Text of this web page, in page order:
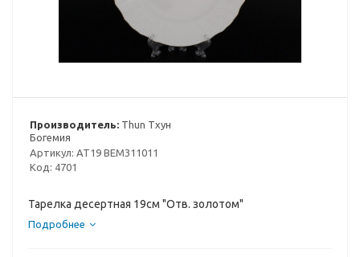
Производитель: Thun Тхун
Богемия
Артикул: AT19 BEM311011
Код: 4701
Тарелка десертная 19см "Отв. золотом"
Подробнее